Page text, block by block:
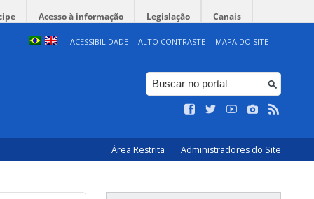
Acesso à informação Legislação Canais
ACESSIBILIDADE ALTO CONTRASTE MAPA DO SITE
Área Restrita Administradores do Site